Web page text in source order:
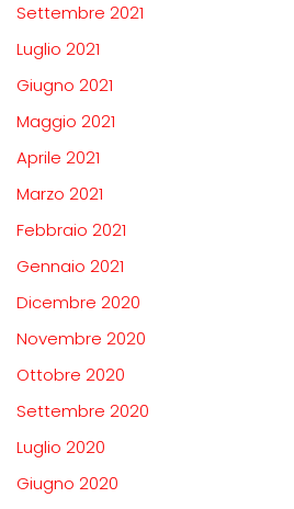
Settembre 2021
Luglio 2021
Giugno 2021
Maggio 2021
Aprile 2021
Marzo 2021
Febbraio 2021
Gennaio 2021
Dicembre 2020
Novembre 2020
Ottobre 2020
Settembre 2020
Luglio 2020
Giugno 2020